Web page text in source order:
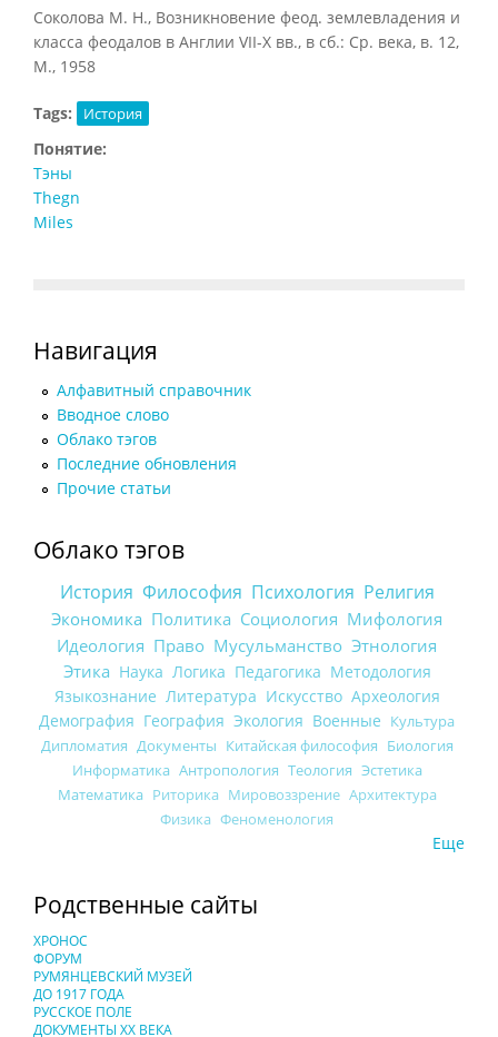
Соколова M. H., Возникновение феод. землевладения и
класса феодалов в Англии VII-X вв., в сб.: Ср. века, в. 12,
М., 1958
Tags: История
Понятие:
Тэны
Thegn
Miles
Навигация
Алфавитный справочник
Вводное слово
Облако тэгов
Последние обновления
Прочие статьи
Облако тэгов
История Философия Психология Религия
Экономика Политика Социология Мифология
Идеология Право Мусульманство Этнология
Этика Наука Логика Педагогика Методология
Языкознание Литература Искусство Археология
Демография География Экология Военные Культура
Дипломатия Документы Китайская философия Биология
Информатика Антропология Теология Эстетика
Математика Риторика Мировоззрение Архитектура
Физика Феноменология
Еще
Родственные сайты
ХРОНОС
ФОРУМ
РУМЯНЦЕВСКИЙ МУЗЕЙ
ДО 1917 ГОДА
РУССКОЕ ПОЛЕ
ДОКУМЕНТЫ XX ВЕКА